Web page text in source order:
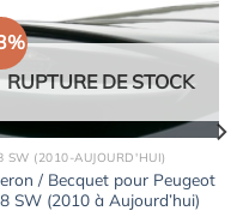
RUPTURE DE STOCK
SW (2010-AUJOURD'HUI)
/ Becquet pour Peugeot
SW (2010 à Aujourd’hui)